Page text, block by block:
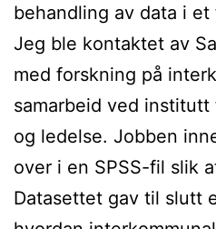
behandling av data i
Jeg ble kontaktet av
med forskning på
samarbeid ved
og ledelse. Jobben
over i en SPSS-fil slik
Datasettet gav til slutt